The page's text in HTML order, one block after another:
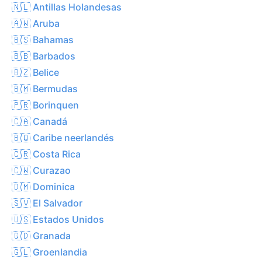
🇳🇱 Antillas Holandesas
🇦🇼 Aruba
🇧🇸 Bahamas
🇧🇧 Barbados
🇧🇿 Belice
🇧🇲 Bermudas
🇵🇷 Borinquen
🇨🇦 Canadá
🇧🇶 Caribe neerlandés
🇨🇷 Costa Rica
🇨🇼 Curazao
🇩🇲 Dominica
🇸🇻 El Salvador
🇺🇸 Estados Unidos
🇬🇩 Granada
🇬🇱 Groenlandia